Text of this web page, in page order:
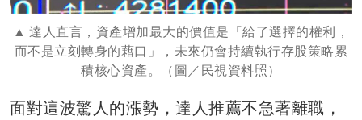
達人直言，資產增加最大的價值是「給了選擇的權利，
而不是立刻轉身的藉口」，未來仍會持續執行存股策略累
積核心資產。（圖／民視資料照）
面對這波驚人的漲勢，達人推薦不急著離職，